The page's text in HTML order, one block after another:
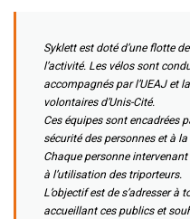
Syklett est doté d’une flotte
l’activité. Les vélos sont
accompagnés par l’UEAJ et
volontaires d’Unis-Cité.
Ces équipes sont encadrées
sécurité des personnes et à
Chaque personne
à l’utilisation des triporteurs.
L’objectif est de s’adresser
accueillant ces publics et